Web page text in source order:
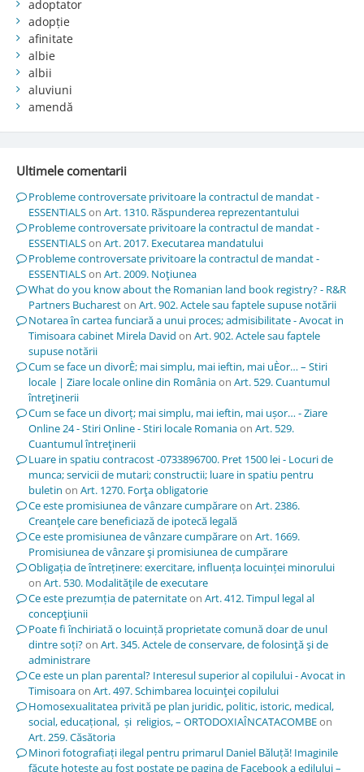
adoptator
adopție
afinitate
albie
albii
aluviuni
amendă
Ultimele comentarii
Probleme controversate privitoare la contractul de mandat -
ESSENTIALSon Art. 1310. Răspunderea reprezentantului
Probleme controversate privitoare la contractul de mandat -
ESSENTIALSon Art. 2017. Executarea mandatului
Probleme controversate privitoare la contractul de mandat -
ESSENTIALSon Art. 2009. Noţiunea
What do you know about the Romanian land book registry? - R&R
Partners Buchareston Art. 902. Actele sau faptele supuse notării
Notarea în cartea funciară a unui proces; admisibilitate - Avocat in
Timisoara cabinet Mirela David on Art. 902. Actele sau faptele
supuse notării
Cum se face un divorÈ; mai simplu, mai ieftin, mai uÈor… – Stiri
locale | Ziare locale online din Româniaon Art. 529. Cuantumul
întreţinerii
Cum se face un divorț; mai simplu, mai ieftin, mai ușor… - Ziare
Online 24 - Stiri Online - Stiri locale Romaniaon Art. 529.
Cuantumul întreţinerii
Luare in spatiu contracost -0733896700. Pret 1500 lei - Locuri de
munca; servicii de mutari; constructii; luare in spatiu pentru
buletin on Art. 1270. Forţa obligatorie
Ce este promisiunea de vânzare cumpărareon Art. 2386.
Creanţele care beneficiază de ipotecă legală
Ce este promisiunea de vânzare cumpărareon Art. 1669.
Promisiunea de vânzare şi promisiunea de cumpărare
Obligația de întreținere: exercitare, influența locuinței minorului
on Art. 530. Modalităţile de executare
Ce este prezumția de paternitateon Art. 412. Timpul legal al
concepţiunii
Poate fi închiriată o locuință proprietate comună doar de unul
dintre soți?on Art. 345. Actele de conservare, de folosinţă şi de
administrare
Ce este un plan parental? Interesul superior al copilului - Avocat in
Timisoaraon Art. 497. Schimbarea locuinţei copilului
Homosexualitatea privită pe plan juridic, politic, istoric, medical,
social, educațional, și religios, – ORTODOXIAÎNCATACOMBEon
Art. 259. Căsătoria
Minori fotografiați ilegal pentru primarul Daniel Băluță! Imaginile
făcute hoțește au fost postate pe pagina de Facebook a edilului –